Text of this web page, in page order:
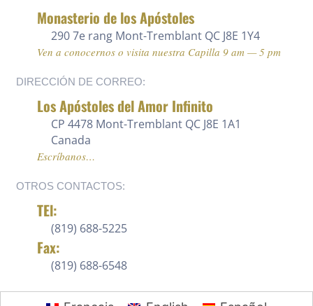
Monasterio de los Apóstoles
290 7e rang Mont-Tremblant QC J8E 1Y4
Ven a conocernos o visita nuestra Capilla 9 am — 5 pm
DIRECCIÓN DE CORREO:
Los Apóstoles del Amor Infinito
CP 4478 Mont-Tremblant QC J8E 1A1
Canada
Escríbanos…
OTROS CONTACTOS:
TEl:
(819) 688-5225 ‍
Fax:
(819) 688-6548